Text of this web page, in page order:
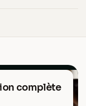
complète